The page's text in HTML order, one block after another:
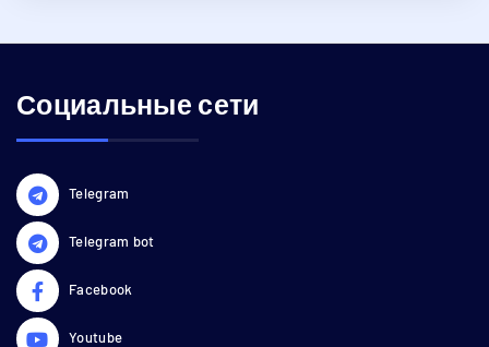
Социальные сети
Telegram
Telegram bot
Facebook
Youtube